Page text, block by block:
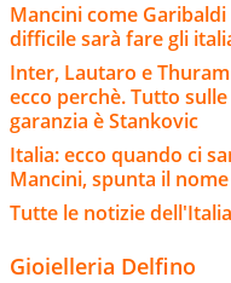
Mancini come
difficile sarà fare gli
Inter, Lautaro e
ecco perchè. Tutto
garanzia è Stankovic
Italia: ecco quando ci
Mancini, spunta il
Tutte le notizie dell'Italia
Gioielleria Delfino